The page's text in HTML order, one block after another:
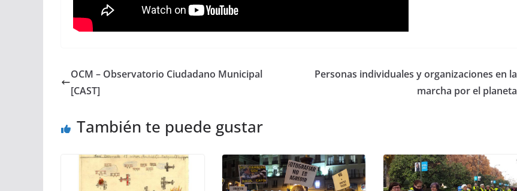
OCM – Observatorio Ciudadano Municipal
[CAST]
Personas individuales y organizaciones en la
marcha por el planeta
También te puede gustar